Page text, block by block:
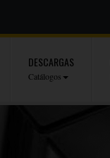
DESCARGAS
Catálogos